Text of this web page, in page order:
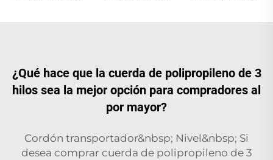
¿Qué hace que la cuerda de polipropileno de 3
hilos sea la mejor opción para compradores al
por mayor?
Cordón transportador&nbsp; Nivel&nbsp; Si
desea comprar cuerda de polipropileno de 3